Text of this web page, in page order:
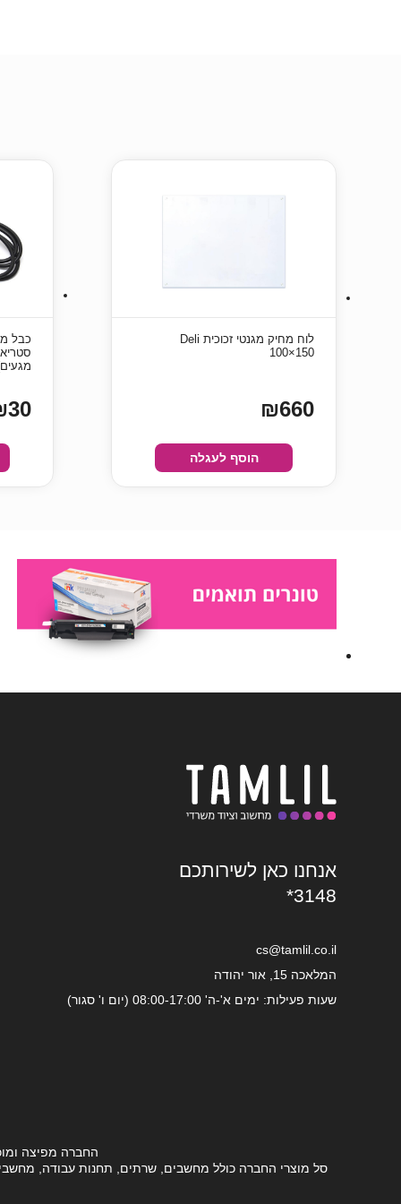
לוח מחיק מגנטי זכוכית Deli
100×150
₪660
הוסף לעגלה
מגעים)
אנחנו כאן לשירותכם
*3148
cs@tamlil.co.il
המלאכה 15, אור יהודה
שעות פעילות: ימים א'-ה' 08:00-17:00 (יום ו' סגור)
החברה מפיצה
סל מוצרי החברה כולל מחשבים, שרתים, תחנות עבודה, מחשבים